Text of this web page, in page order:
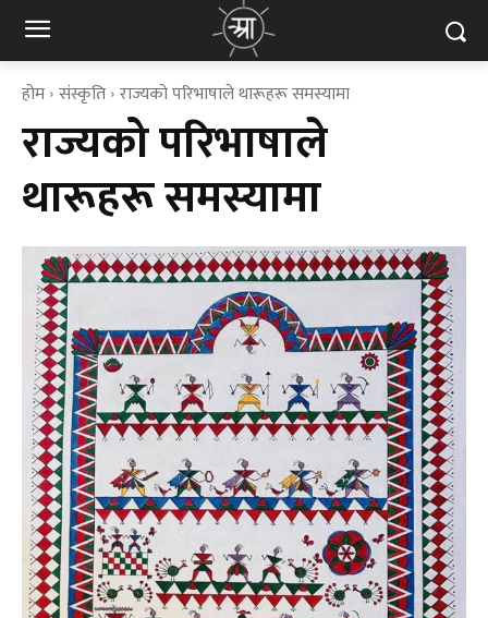
होम संस्कृति राज्यको परिभाषाले थारूहरू समस्यामा
राज्यको परिभाषाले
थारूहरू समस्यामा